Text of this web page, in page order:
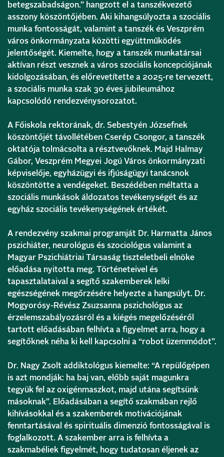
betegszabadságon.” hangzott el a tanszékvezető
asszony köszöntőjében. Aki kihangsúlyozta a szociális
munka fontosságát, valamint a tanszék és Veszprém
város önkormányzata közötti együttműködés
jelentőségét. Kiemelte, hogy a tanszék munkatársai
aktívan részt vesznek a város szociális koncepciójának
kidolgozásában, és előrevetítette a 2025-re tervezett,
a szociális munka szak 30 éves jubileumához
kapcsolódó rendezvénysorozatot.
A Főiskola rektorának, dr. Sebestyén Józsefnek
köszöntőjét távollétében Cserép Csongor, a tanszék
oktatója tolmácsolta a résztvevőknek. Majd Halmay
Gábor, Veszprém Megyei Jogú Város önkormányzati
képviselője, egyházügyi és ifjúságügyi tanácsnok
köszöntötte a vendégeket. Beszédében méltatta a
szociális munkások áldozatos tevékenységét és az
egyház szociális tevékenységének értékét.
A rendezvény szakmai programját Dr. Harmatta János
pszichiáter, neurológus és szociológus valamint a
Magyar Pszichiátriai Társaság tiszteletbeli elnöke
előadása nyitotta meg. Történeteivel és
tapasztalataival a segítő szakemberek lelki
egészségének megőrzésére helyezte a hangsúlyt. Dr.
Mogyorósy-Révész Zsuzsanna pszichológus az
érzelemszabályozásról és a kiégés megelőzéséről
tartott előadásában felhívta a figyelmet arra, hogy a
segítőknek néha ki kell kapcsolni a “robot üzemmódot”.
Dr. Nagy Zsolt addiktológus kiemelte: “A repülőgépen
is azt mondják: ha baj van, előbb saját magunkra
tegyük fel az oxigénmaszkot, majd utána segítsünk
másoknak”. Előadásában a segítő szakmában rejlő
kihívásokkal és a szakemberek motivációjának
fenntartásával és spirituális dimenzió fontosságával is
foglalkozott. A szakember arra is felhívta a
szakmabéliek figyelmét, hogy tudatosan éljenek az